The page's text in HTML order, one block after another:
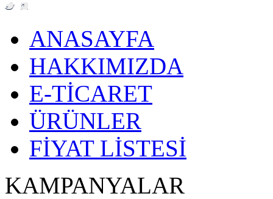
ANASAYFA
HAKKIMIZDA
E-TİCARET
ÜRÜNLER
FİYAT LİSTESİ
KAMPANYALAR